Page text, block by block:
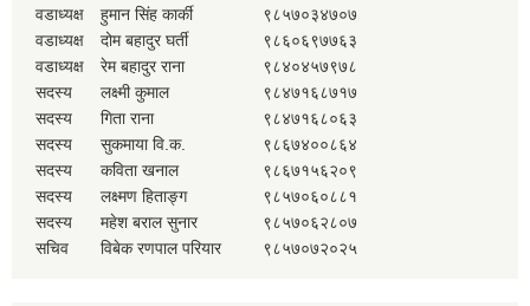
वडाध्यक्ष
हुमान सिंह कार्की
९८५७०३४७०७
वडाध्यक्ष
दोम बहादुर घर्ती
९८६०६९७७६३
वडाध्यक्ष
रेम बहादुर राना
९८४०४५७९७८
सदस्य
लक्ष्मी कुमाल
९८४७१६८७१७
सदस्य
गिता राना
९८४७१६८०६३
सदस्य
सुकमाया वि.क.
९८६७४००८६४
सदस्य
कविता खनाल
९८६७१५६२०९
सदस्य
लक्ष्मण हिताङ्ग
९८५७०६०८८१
सदस्य
महेश बराल सुनार
९८५७०६२८०७
सचिव
विबेक रणपाल परियार ९८५७०७२०२५